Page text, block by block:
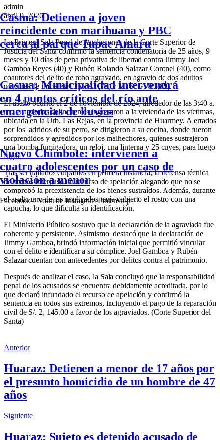
Casma: Detienen a joven
reincidente con marihuana y PBC
cerca al parque Tupac Amaru
Casma; Municipalidad intervendrá
en 4 puntos críticos del río ante
emergencias de lluvias
Nuevo Chimbote: intervienen a
cuatro adolescentes por un caso de
violación a menor
Facebook-f Youtube Instagram Pinterest-p
admin
abril 9, 2026
La Primera Sala Penal de Apelaciones de la Corte Superior de
Justicia del Santa confirmó la sentencia condenatoria de 25 años, 9
meses y 10 días de pena privativa de libertad contra Jimmy Joel
Gamboa Reyes (40) y Rubén Rolando Salazar Coronel (40), como
coautores del delito de robo agravado, en agravio de dos adultos
mayores de iniciales C. M. A. (79) y M. S. G. G. (89).
El asalto ocurrió el 2 de noviembre de 2024, alrededor de las 3:40 a.
m., cuando los delincuentes ingresaron a la vivienda de las víctimas,
ubicada en la Urb. Las Rejas, en la provincia de Huarmey. Alertados
por los ladridos de su perro, se dirigieron a su cocina, donde fueron
sorprendidos y agredidos por los malhechores, quienes sustrajeron
una bomba fumigadora, un reloj, una linterna y 25 cuyes, para luego
fugar.
Tras ser hallados culpables en primera instancia, la defensa técnica
de ambos interpuso un recurso de apelación alegando que no se
comprobó la preexistencia de los bienes sustraídos. Además, durante
el asalto uno de los implicados tenía cubierto el rostro con una
capucha, lo que dificulta su identificación.
El Ministerio Público sostuvo que la declaración de la agraviada fue
coherente y persistente. Asimismo, destacó que la declaración de
Jimmy Gamboa, brindó información inicial que permitió vincular
con el delito e identificar a su cómplice. Joel Gamboa y Rubén
Salazar cuentan con antecedentes por delitos contra el patrimonio.
Después de analizar el caso, la Sala concluyó que la responsabilidad
penal de los acusados se encuentra debidamente acreditada, por lo
que declaró infundado el recurso de apelación y confirmó la
sentencia en todos sus extremos, incluyendo el pago de la reparación
civil de S/. 2, 145.00 a favor de los agraviados. (Corte Superior del
Santa)
Anterior
Huaraz: Detienen a menor de 17 años por
el presunto homicidio de un hombre de 47
años
Siguiente
Huaraz: Sujeto es detenido acusado de